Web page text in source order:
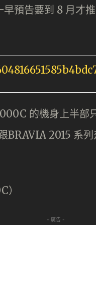
預告要到 8 月才
的機身上半部
BRAVIA 2015 系
- 廣告 -